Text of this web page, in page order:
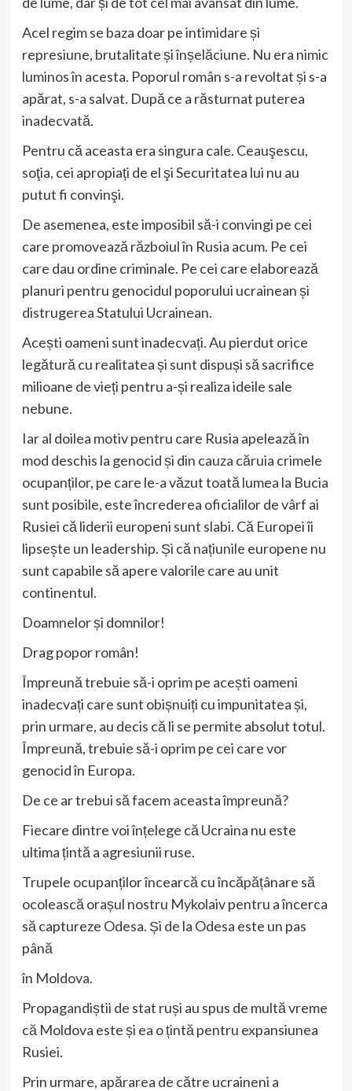
Acel regim se baza doar pe intimidare și
represiune, brutalitate și înșelăciune. Nu era nimic
luminos în acesta. Poporul român s-a revoltat și s-a
apărat, s-a salvat. După ce a răsturnat puterea
inadecvată.
Pentru că aceasta era singura cale. Ceauşescu,
soţia, cei apropiați de el şi Securitatea lui nu au
putut fi convinşi.
De asemenea, este imposibil să-i convingi pe cei
care promovează războiul în Rusia acum. Pe cei
care dau ordine criminale. Pe cei care elaborează
planuri pentru genocidul poporului ucrainean și
distrugerea Statului Ucrainean.
Acești oameni sunt inadecvați. Au pierdut orice
legătură cu realitatea și sunt dispuși să sacrifice
milioane de vieți pentru a-și realiza ideile sale
nebune.
Iar al doilea motiv pentru care Rusia apelează în
mod deschis la genocid și din cauza căruia crimele
ocupanților, pe care le-a văzut toată lumea la Bucia
sunt posibile, este încrederea oficialilor de vârf ai
Rusiei că liderii europeni sunt slabi. Că Europei îi
lipsește un leadership. Și că națiunile europene nu
sunt capabile să apere valorile care au unit
continentul.
Doamnelor și domnilor!
Drag popor român!
Împreună trebuie să-i oprim pe acești oameni
inadecvați care sunt obișnuiți cu impunitatea și,
prin urmare, au decis că li se permite absolut totul.
Împreună, trebuie să-i oprim pe cei care vor
genocid în Europa.
De ce ar trebui să facem aceasta împreună?
Fiecare dintre voi înțelege că Ucraina nu este
ultima țintă a agresiunii ruse.
Trupele ocupanților încearcă cu încăpățânare să
ocolească orașul nostru Mykolaiv pentru a încerca
să captureze Odesa. Și de la Odesa este un pas
până
în Moldova.
Propagandiștii de stat ruși au spus de multă vreme
că Moldova este și ea o țintă pentru expansiunea
Rusiei.
Prin urmare, apărarea de către ucraineni a